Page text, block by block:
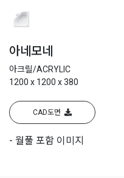
아네모네
아크릴/ACRYLIC
1200 x 1200 x 380
CAD도면
- 월풀 포함 이미지